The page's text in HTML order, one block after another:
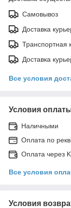
Самовывоз
Доставка
Транспортная
Доставка
Все условия
Условия
Наличными
Оплата по
Оплата через
Все условия
Условия